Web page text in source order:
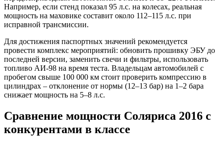
Например, если стенд показал 95 л.с. на колесах, реальная
мощность на маховике составит около 112–115 л.с. при
исправной трансмиссии.
Для достижения паспортных значений рекомендуется
провести комплекс мероприятий: обновить прошивку ЭБУ до
последней версии, заменить свечи и фильтры, использовать
топливо АИ-98 на время теста. Владельцам автомобилей с
пробегом свыше 100 000 км стоит проверить компрессию в
цилиндрах – отклонение от нормы (12–13 бар) на 1–2 бара
снижает мощность на 5–8 л.с.
Сравнение мощности Соляриса 2016 с
конкурентами в классе